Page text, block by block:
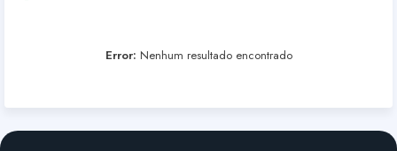
Error: Nenhum resultado encontrado